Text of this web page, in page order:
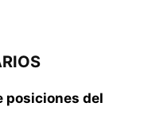
posiciones del